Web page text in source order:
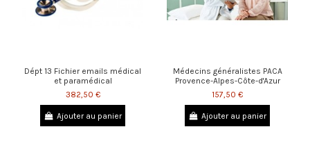
Dépt 13 Fichier emails médical
et paramédical
382,50 €
Ajouter au panier
Médecins généralistes PACA
Provence-Alpes-Côte-d'Azur
157,50 €
Ajouter au panier